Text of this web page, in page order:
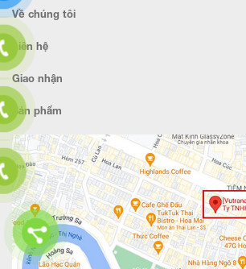
Về chúng tôi
Liên hệ
Giao nhận
Sản phẩm